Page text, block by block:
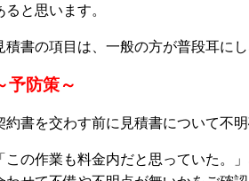
ると思います。
積書の項目は、一般の方が普段耳に
予防策～
約書を交わす前に見積書について不
「この作業も料金内だと思っていた。